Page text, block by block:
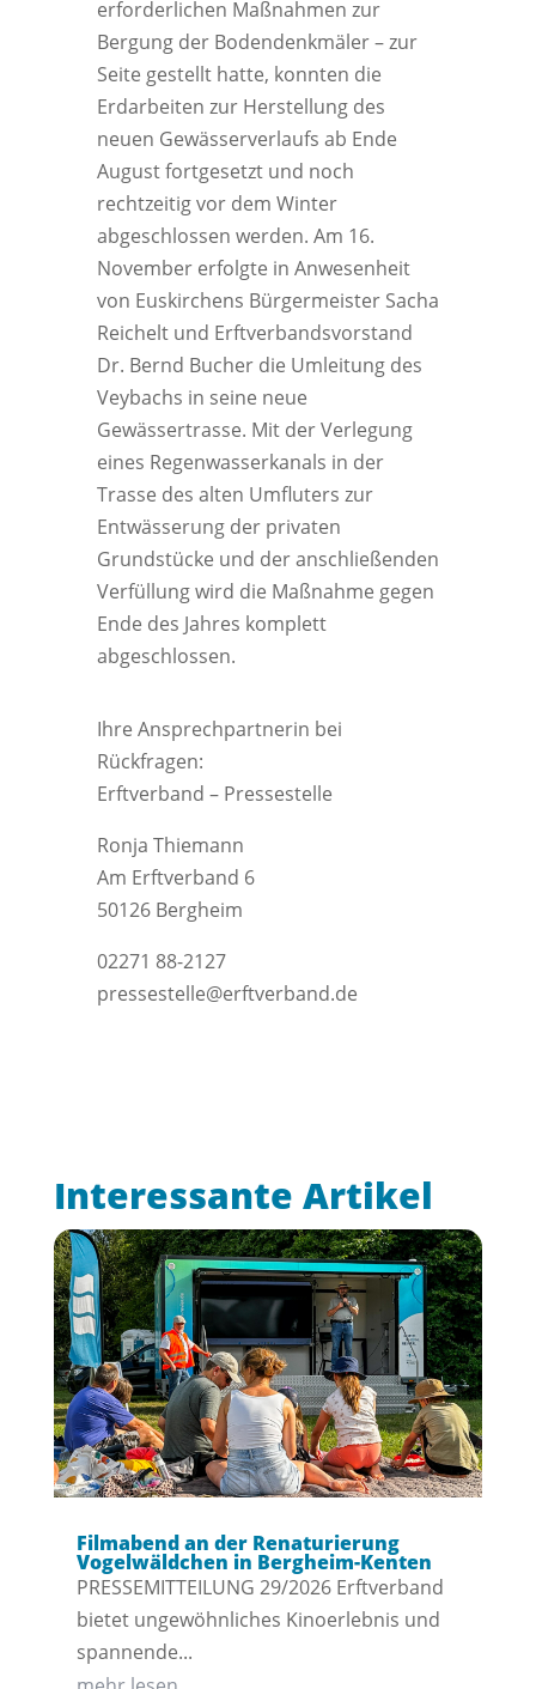
erforderlichen Maßnahmen zur
Bergung der Bodendenkmäler – zur
Seite gestellt hatte, konnten die
Erdarbeiten zur Herstellung des
neuen Gewässerverlaufs ab Ende
August fortgesetzt und noch
rechtzeitig vor dem Winter
abgeschlossen werden. Am 16.
November erfolgte in Anwesenheit
von Euskirchens Bürgermeister Sacha
Reichelt und Erftverbandsvorstand
Dr. Bernd Bucher die Umleitung des
Veybachs in seine neue
Gewässertrasse. Mit der Verlegung
eines Regenwasserkanals in der
Trasse des alten Umfluters zur
Entwässerung der privaten
Grundstücke und der anschließenden
Verfüllung wird die Maßnahme gegen
Ende des Jahres komplett
abgeschlossen.
Ihre Ansprechpartnerin bei
Rückfragen:
Erftverband – Pressestelle
Ronja Thiemann
Am Erftverband 6
50126 Bergheim
02271 88-2127
pressestelle@erftverband.de
Interessante Artikel
Filmabend an der Renaturierung
Vogelwäldchen in Bergheim-Kenten
PRESSEMITTEILUNG 29/2026 Erftverband
bietet ungewöhnliches Kinoerlebnis und
spannende...